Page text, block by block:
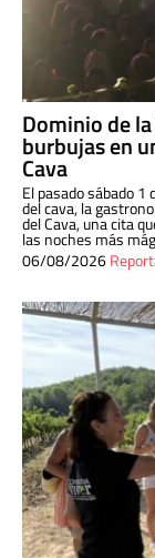
Dominio de
burbujas en
Cava
El pasado sábado 1
del cava, la
del Cava, una cita
las noches más
06/08/2026